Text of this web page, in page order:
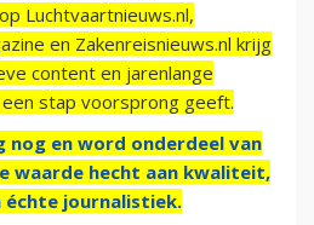
Luchtvaartnieuws.nl,
en Zakenreisnieuws.nl krijg
content en jarenlange
stap voorsprong geeft.
nog en word onderdeel van
waarde hecht aan kwaliteit,
journalistiek.